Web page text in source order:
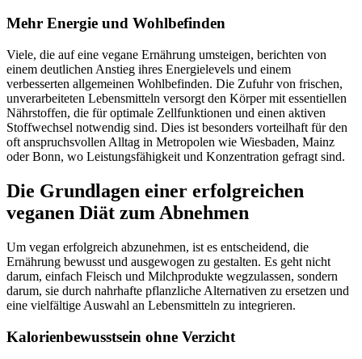
Mehr Energie und Wohlbefinden
Viele, die auf eine vegane Ernährung umsteigen, berichten von
einem deutlichen Anstieg ihres Energielevels und einem
verbesserten allgemeinen Wohlbefinden. Die Zufuhr von frischen,
unverarbeiteten Lebensmitteln versorgt den Körper mit essentiellen
Nährstoffen, die für optimale Zellfunktionen und einen aktiven
Stoffwechsel notwendig sind. Dies ist besonders vorteilhaft für den
oft anspruchsvollen Alltag in Metropolen wie Wiesbaden, Mainz
oder Bonn, wo Leistungsfähigkeit und Konzentration gefragt sind.
Die Grundlagen einer erfolgreichen
veganen Diät zum Abnehmen
Um vegan erfolgreich abzunehmen, ist es entscheidend, die
Ernährung bewusst und ausgewogen zu gestalten. Es geht nicht
darum, einfach Fleisch und Milchprodukte wegzulassen, sondern
darum, sie durch nahrhafte pflanzliche Alternativen zu ersetzen und
eine vielfältige Auswahl an Lebensmitteln zu integrieren.
Kalorienbewusstsein ohne Verzicht